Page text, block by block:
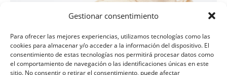
Gestionar consentimiento
Para ofrecer las mejores experiencias, utilizamos tecnologías como las
cookies para almacenar y/o acceder a la información del dispositivo. El
consentimiento de estas tecnologías nos permitirá procesar datos como
el comportamiento de navegación o las identificaciones únicas en este
sitio. No consentir o retirar el consentimiento, puede afectar